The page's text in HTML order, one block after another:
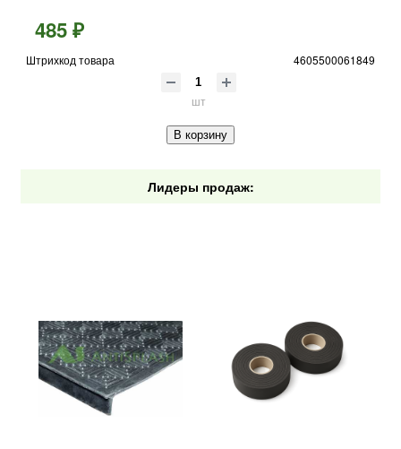
485 ₽
Штрихкод товара 4605500061849
шт
В корзину
Лидеры продаж: